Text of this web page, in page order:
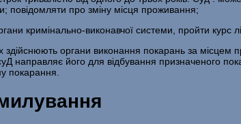
повідомляти про зміну місця проживання;
криміналь­но-виконавчої системи, пройти курс
здійснюють органи виконання покарань за
направляє його для відбування призначеного
покарання.